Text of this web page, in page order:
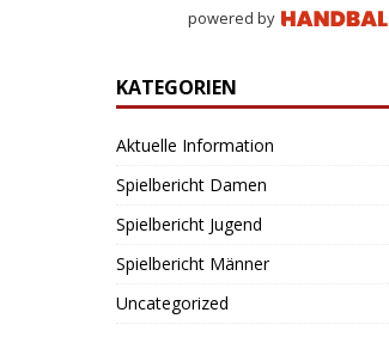
powered by
KATEGORIEN
Aktuelle Information
Spielbericht Damen
Spielbericht Jugend
Spielbericht Männer
Uncategorized